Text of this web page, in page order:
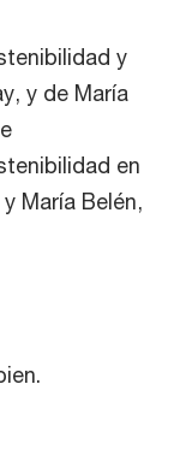
y
y de María
en
María Belén,